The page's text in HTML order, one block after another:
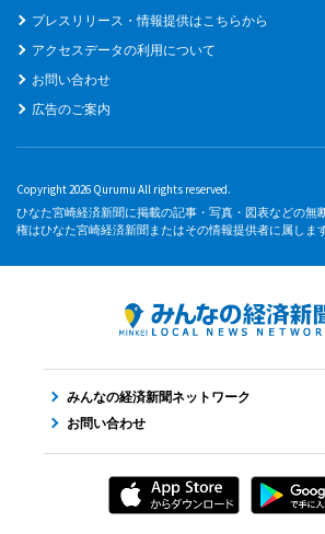
プレスリリース・情報提供はこちらから
アクセスデータの利用について
お問い合わせ
広告のご案内
Copyright 2026 Qurumu All rights reserved.
ひなた宮崎経済新聞に掲載の記事・写真・図表などの無
権はひなた宮崎経済新聞またはその情報提供者に属します
みんなの経済新聞ネットワーク
お問い合わせ